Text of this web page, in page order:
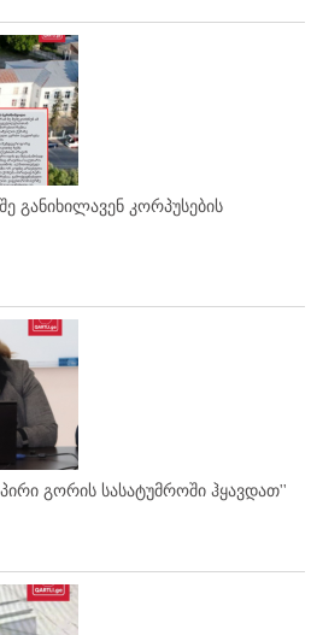
განიხილავენ კორპუსების
გორის სასატუმროში ჰყავდათ''